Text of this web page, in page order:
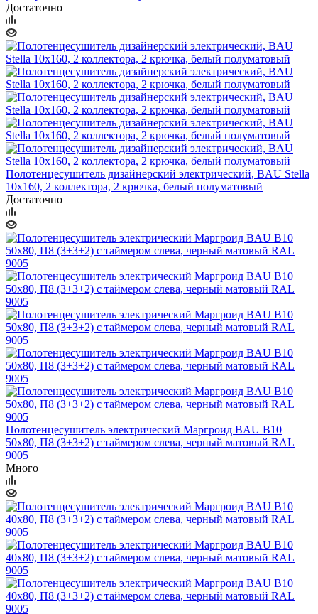
Достаточно
Полотенцесушитель дизайнерский электрический, BAU Stella
10х160, 2 коллектора, 2 крючка, белый полуматовый
Достаточно
Полотенцесушитель электрический Маргроид BAU В10
50х80, П8 (3+3+2) с таймером слева, черный матовый RAL
9005
Много